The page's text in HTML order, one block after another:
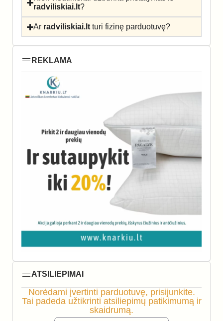
radviliskiai.lt?
Ar radviliskiai.lt turi fizinę parduotuvę?
REKLAMA
ATSILIEPIMAI
Norėdami įvertinti parduotuvę, prisijunkite.
Tai padeda užtikrinti atsiliepimų patikimumą ir
skaidrumą.